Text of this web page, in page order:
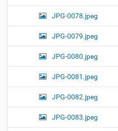
JPG-0078.jpeg
JPG-0079.jpeg
JPG-0080.jpeg
JPG-0081.jpeg
JPG-0082.jpeg
JPG-0083.jpeg